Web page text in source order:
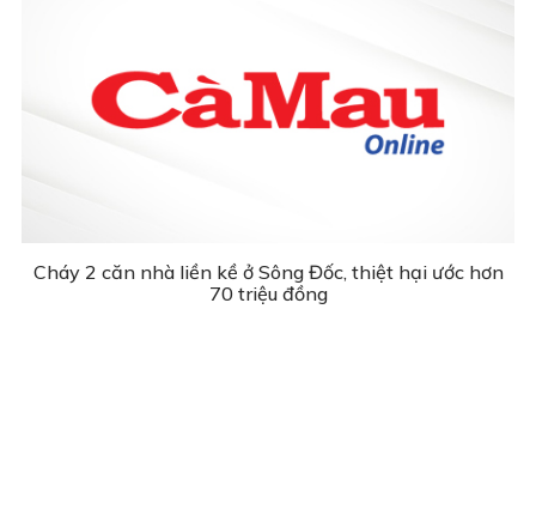
Cháy 2 căn nhà liền kề ở Sông Đốc, thiệt hại ước hơn
70 triệu đồng